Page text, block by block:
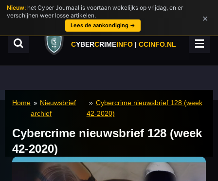
Ga
direct
hoofdinhoud
CYBERCRIMEINFO | CCINFO.NL
Home » Nieuwsbrief
archief
» Cybercrime nieuwsbrief 128 (week
42-2020)
Cybercrime nieuwsbrief 128 (week
42-2020)
Nieuw: het Cyber Journaal is voortaan wekelijks op vrijdag, en er
verschijnen weer losse artikelen.
Lees de aankondiging →
×